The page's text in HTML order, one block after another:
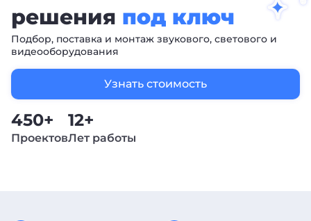
решения под ключ
Подбор, поставка и монтаж звукового, светового и
видеооборудования
Узнать стоимость
450+
Проектов
12+
Лет работы